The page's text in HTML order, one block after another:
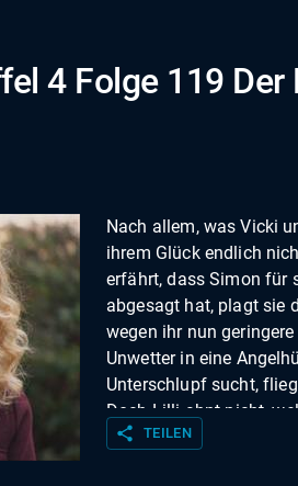
4 Folge 119
Nach allem, was Vicki
ihrem Glück endlich
erfährt, dass Simon für
abgesagt hat, plagt sie
wegen ihr nun
Unwetter in eine
Unterschlupf sucht,
Doch Lilli ahnt nicht,
share TEILEN